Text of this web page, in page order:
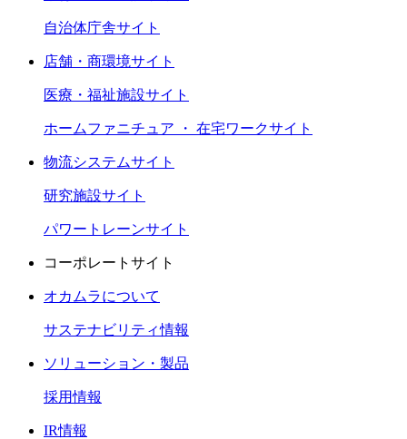
自治体庁舎サイト
店舗・商環境サイト
医療・福祉施設サイト
ホームファニチュア ・ 在宅ワークサイト
物流システムサイト
研究施設サイト
パワートレーンサイト
コーポレートサイト
オカムラについて
サステナビリティ情報
ソリューション・製品
採用情報
IR情報